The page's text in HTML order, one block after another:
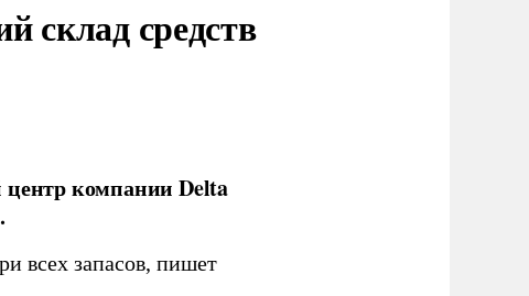
склад средств
компании Delta
всех запасов, пишет